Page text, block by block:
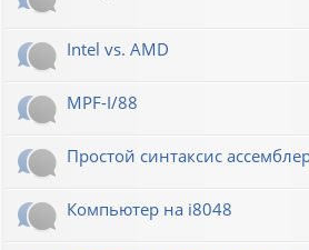
Intel vs. AMD
MPF-I/88
Простой синтаксис
Компьютер на i8048